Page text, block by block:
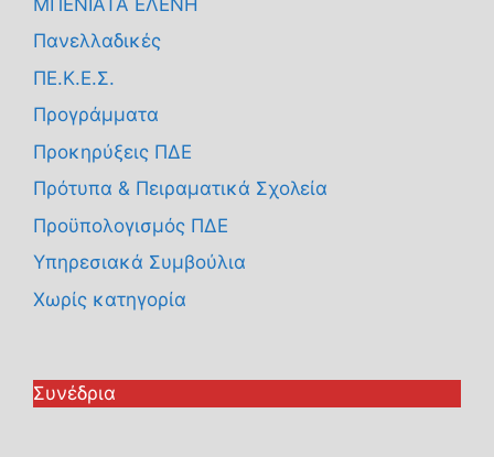
Πανελλαδικές
ΠΕ.Κ.Ε.Σ.
Προγράμματα
Προκηρύξεις ΠΔΕ
Πρότυπα & Πειραματικά Σχολεία
Προϋπολογισμός ΠΔΕ
Υπηρεσιακά Συμβούλια
Χωρίς κατηγορία
Συνέδρια